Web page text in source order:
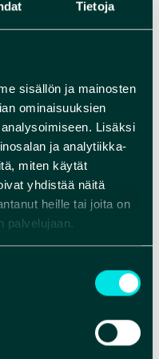
Tietoja
sisällön ja mainosten
ominaisuuksien
Lisäksi
ja analytiikka-
miten käytät
yhdistää näitä
heille tai joita on
palvelujaan.
saarten
saatettiin
matkalle
suolakalaa ja
loppuivat, kun
paikalliset rosvot
tervansoutajien
taloonkin
suuret
kun näkivät